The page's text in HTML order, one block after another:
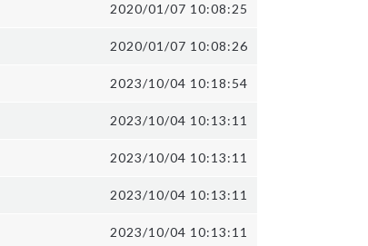
2020/01/07 10:08:25
2020/01/07 10:08:26
2023/10/04 10:18:54
2023/10/04 10:13:11
2023/10/04 10:13:11
2023/10/04 10:13:11
2023/10/04 10:13:11